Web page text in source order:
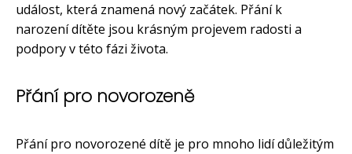
událost, která znamená nový začátek. Přání k
narození dítěte jsou krásným projevem radosti a
podpory v této fázi života.
Přání pro novorozeně
Přání pro novorozené dítě je pro mnoho lidí důležitým